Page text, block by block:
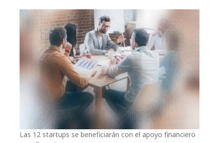
Las 12 startups se beneficiarán con el apoyo financiero